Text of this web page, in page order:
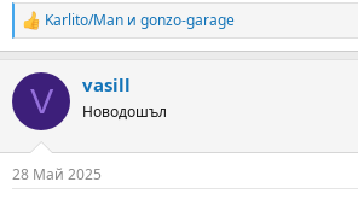
R
e
c
i
s
Karlito/Man и gonzo-garage
V vasill
Новодошъл
28 Май 2025